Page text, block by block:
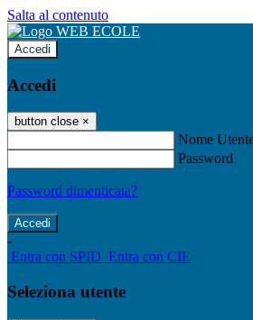
Salta al contenuto
Accedi
Accedi
button close ×
Nome
Password
Password dimenticata?
-
Entra con SPID Entra con CIE
Seleziona utente